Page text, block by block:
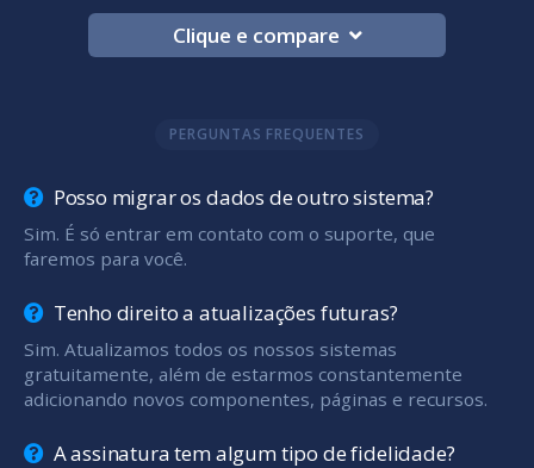
Clique e compare
PERGUNTAS FREQUENTES
Posso migrar os dados de outro sistema?
Sim. É só entrar em contato com o suporte, que
faremos para você.
Tenho direito a atualizações futuras?
Sim. Atualizamos todos os nossos sistemas
gratuitamente, além de estarmos constantemente
adicionando novos componentes, páginas e recursos.
A assinatura tem algum tipo de fidelidade?